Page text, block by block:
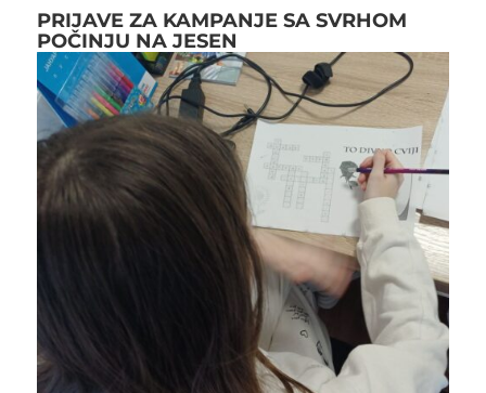
PRIJAVE ZA KAMPANJE SA SVRHOM
POČINJU NA JESEN